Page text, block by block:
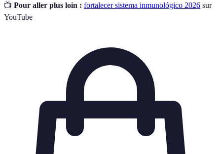
📺 Pour aller plus loin : fortalecer sistema inmunológico 2026 sur
YouTube